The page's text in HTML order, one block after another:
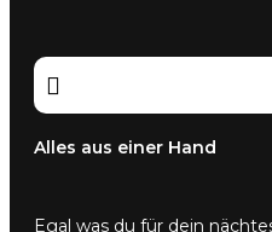

Alles aus einer Hand
Egal was du für dein